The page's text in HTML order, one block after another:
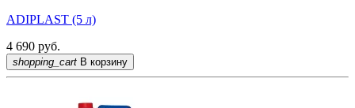
ADIPLAST (5 л)
4 690 руб.
shopping_cart В корзину